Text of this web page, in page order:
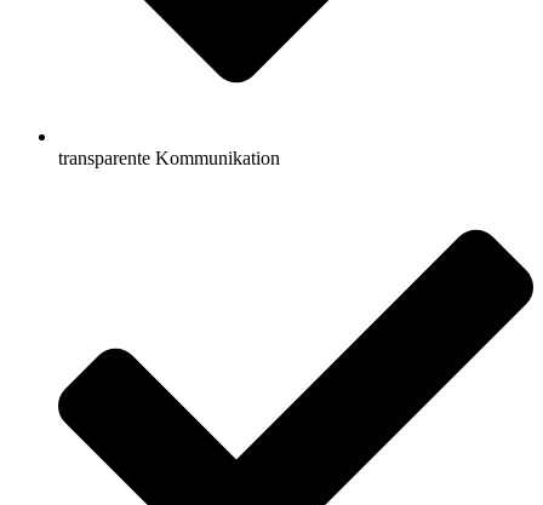
transparente Kommunikation